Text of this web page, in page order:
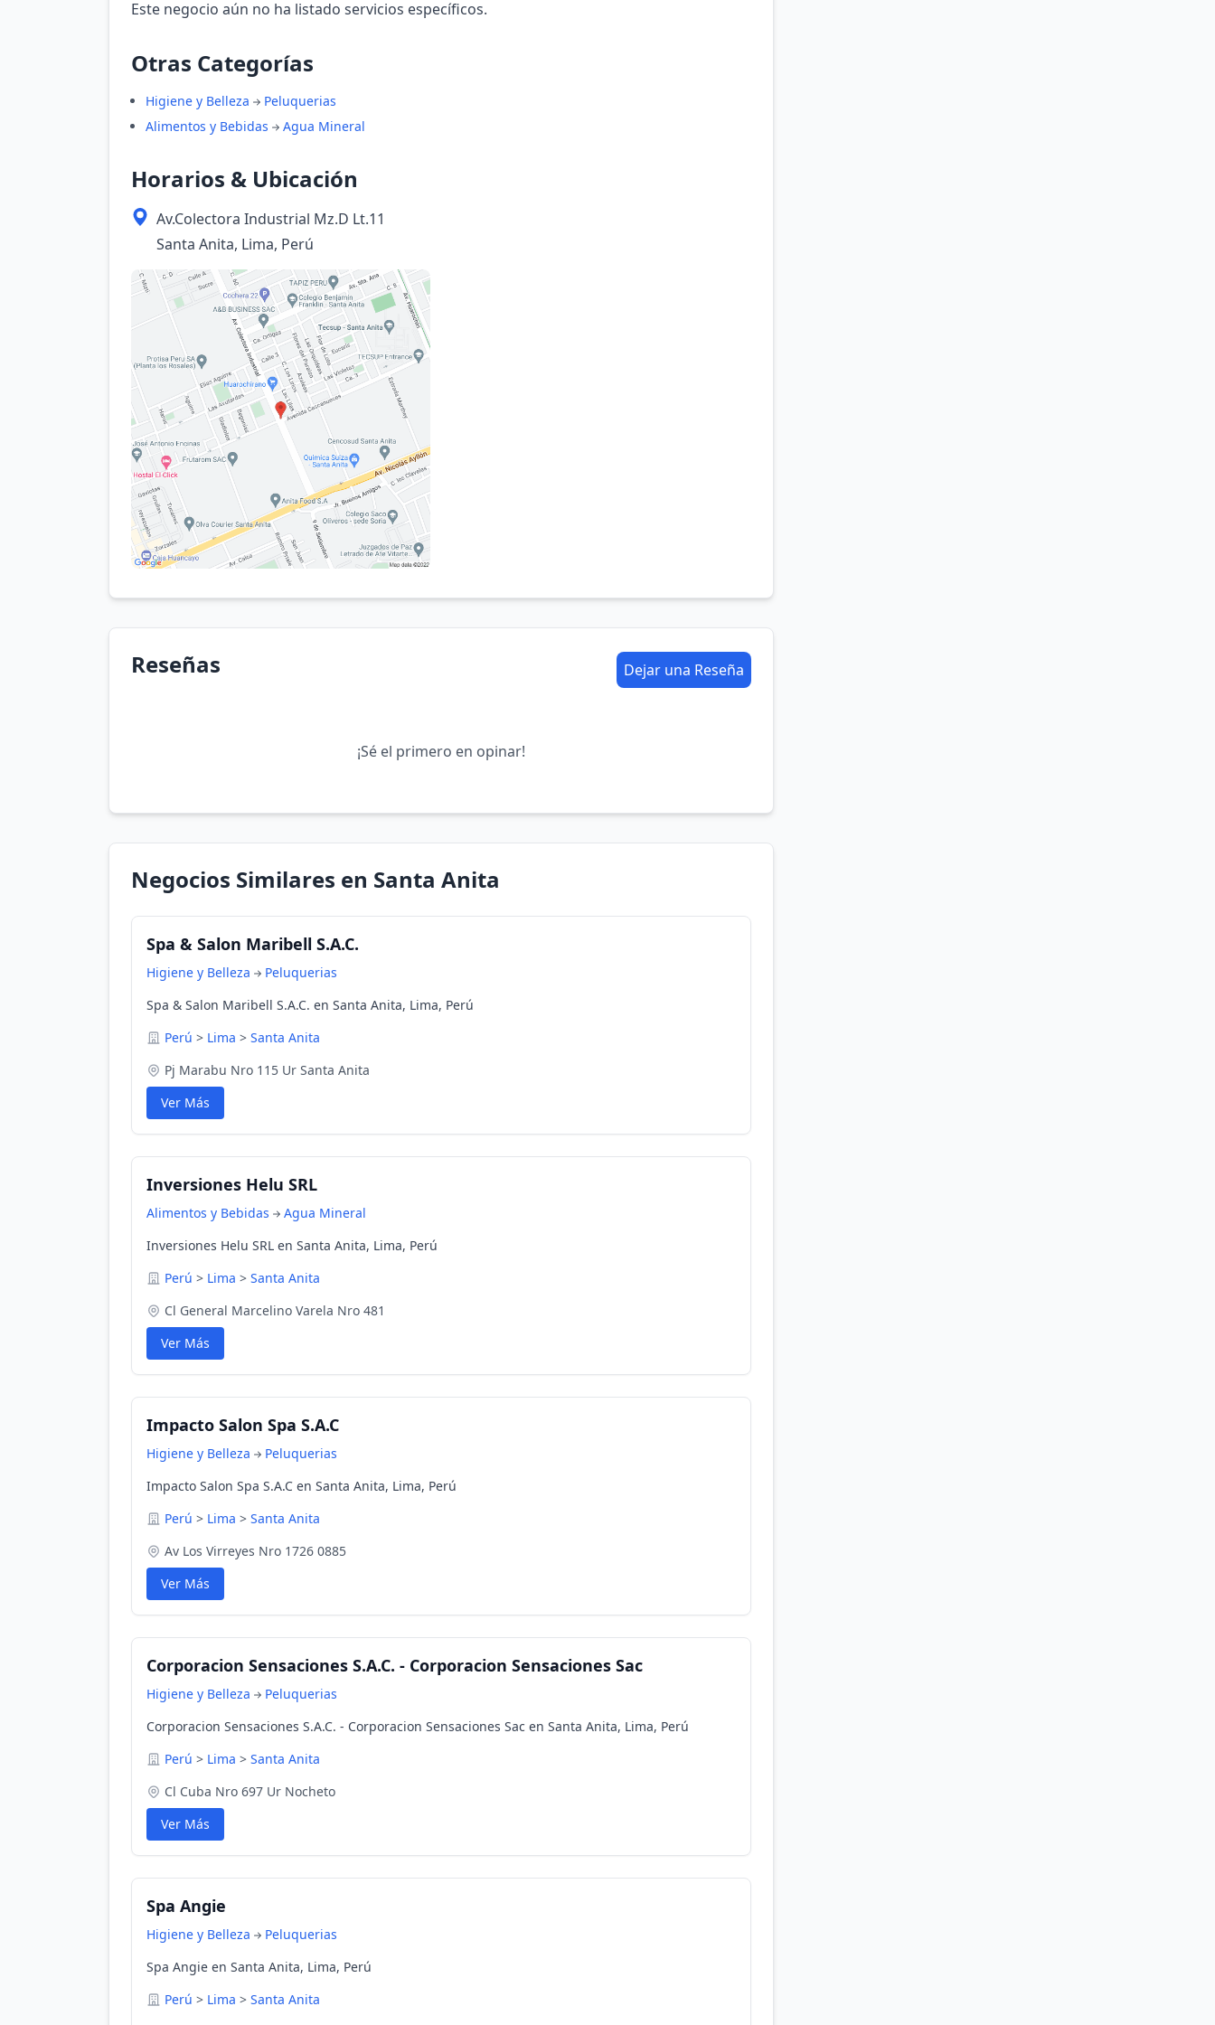
Este negocio aún no ha listado servicios específicos.
Otras Categorías
Higiene y Belleza
Peluquerias
Alimentos y Bebidas
Agua Mineral
Horarios & Ubicación
Av.Colectora Industrial Mz.D Lt.11
Santa Anita, Lima, Perú
Reseñas Dejar una Reseña
¡Sé el primero en opinar!
Negocios Similares en Santa Anita
Spa & Salon Maribell S.A.C.
Higiene y Belleza
Peluquerias
Spa & Salon Maribell S.A.C. en Santa Anita, Lima, Perú
Perú > Lima > Santa Anita
Pj Marabu Nro 115 Ur Santa Anita
Ver Más
Inversiones Helu SRL
Alimentos y Bebidas
Agua Mineral
Inversiones Helu SRL en Santa Anita, Lima, Perú
Perú > Lima > Santa Anita
Cl General Marcelino Varela Nro 481
Ver Más
Impacto Salon Spa S.A.C
Higiene y Belleza
Peluquerias
Impacto Salon Spa S.A.C en Santa Anita, Lima, Perú
Perú > Lima > Santa Anita
Av Los Virreyes Nro 1726 0885
Ver Más
Corporacion Sensaciones S.A.C. - Corporacion Sensaciones Sac
Higiene y Belleza
Peluquerias
Corporacion Sensaciones S.A.C. - Corporacion Sensaciones Sac en Santa Anita, Lima, Perú
Perú > Lima > Santa Anita
Cl Cuba Nro 697 Ur Nocheto
Ver Más
Spa Angie
Higiene y Belleza
Peluquerias
Spa Angie en Santa Anita, Lima, Perú
Perú > Lima > Santa Anita